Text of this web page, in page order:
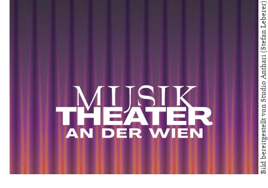
Bild bereitgestellt von Studio Anthari (Stefan Leberer)